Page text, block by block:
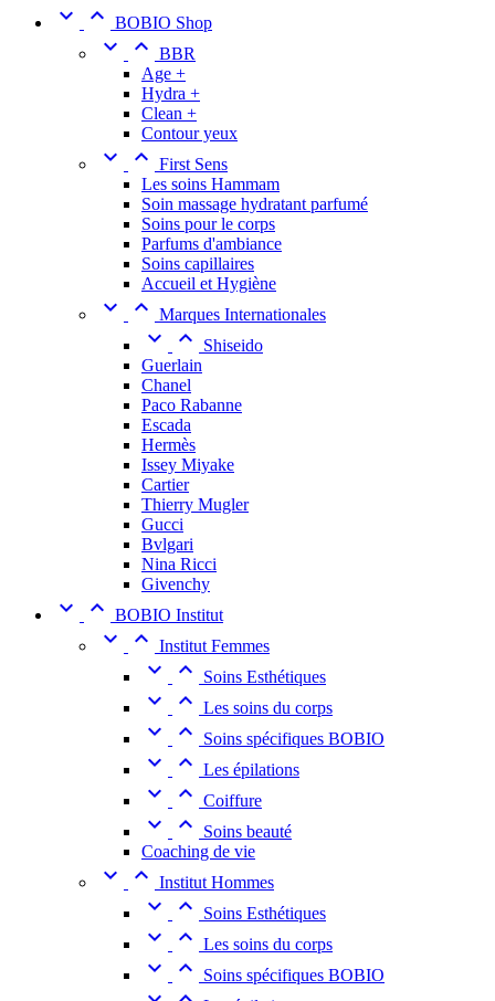
  BOBIO Shop
  BBR
Age +
Hydra +
Clean +
Contour yeux
  First Sens
Les soins Hammam
Soin massage hydratant parfumé
Soins pour le corps
Parfums d'ambiance
Soins capillaires
Accueil et Hygiène
  Marques Internationales
 
Shiseido
Guerlain
Chanel
Paco Rabanne
Escada
Hermès
Issey Miyake
Cartier
Thierry Mugler
Gucci
Bvlgari
Nina Ricci
Givenchy
  BOBIO Institut
  Institut Femmes
  Soins Esthétiques
  Les soins du corps
  Soins spécifiques BOBIO
  Les épilations
  Coiffure
 
Soins beauté
Coaching de vie
  Institut Hommes
  Soins Esthétiques
  Les soins du corps
  Soins spécifiques BOBIO